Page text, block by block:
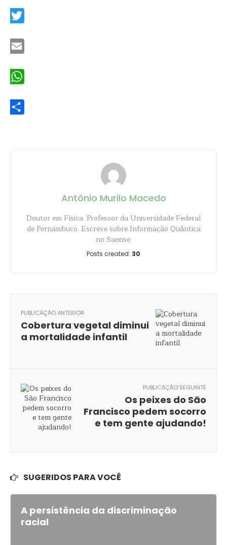
Antônio Murilo Macedo
Doutor em Física. Professor da Universidade Federal
de Pernambuco. Escreve sobre Informação Quântica
no Saense.
Posts created: 30
PUBLICAÇÃO ANTERIOR
Cobertura vegetal diminui
a mortalidade infantil
PUBLICAÇÃO SEGUINTE
Os peixes do São
Francisco pedem socorro
e tem gente ajudando!
SUGERIDOS PARA VOCÊ
A persistência da discriminação
racial